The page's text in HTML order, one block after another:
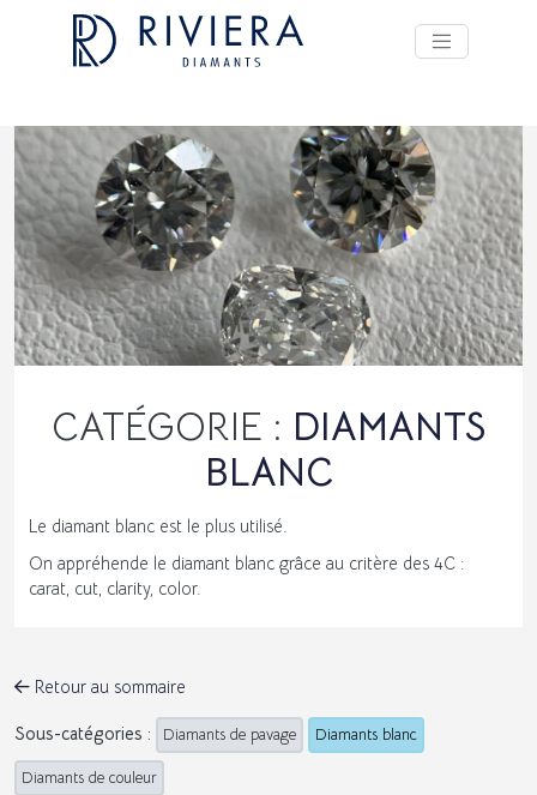
CATÉGORIE : DIAMANTS
BLANC
Le diamant blanc est le plus utilisé.
On appréhende le diamant blanc grâce au critère des 4C :
carat, cut, clarity, color.
Retour au sommaire
Sous-catégories : Diamants de pavage Diamants blanc
Diamants de couleur